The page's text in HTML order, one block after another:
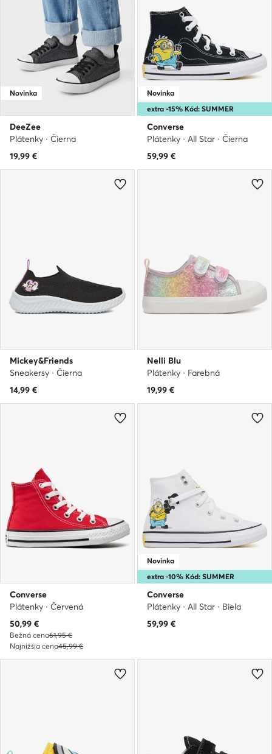
Novinka
DeeZee
Plátenky · Čierna
19,99 €
extra -15% Kód: SUMMER
Novinka
Converse
Plátenky · All Star · Čierna
59,99 €
Mickey&Friends
Sneakersy · Čierna
14,99 €
Nelli Blu
Plátenky · Farebná
19,99 €
Converse
Plátenky · Červená
Aktuálna cena
50,99 €
Bežná cena61,95 €
Najnižšia cena45,99 €
extra -10% Kód: SUMMER
Novinka
Converse
Plátenky · All Star · Biela
59,99 €